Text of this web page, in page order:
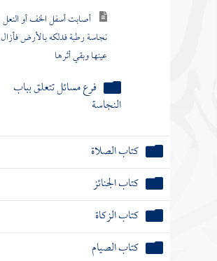
أصابت أسفل الخف أو النعل
نجاسة رطبة فدلكه بالأرض فأزال
عينها وبقي أثرها
فرع مسائل تتعلق بباب
النجاسة
كتاب الصلاة
كتاب الجنائز
كتاب الزكاة
كتاب الصيام